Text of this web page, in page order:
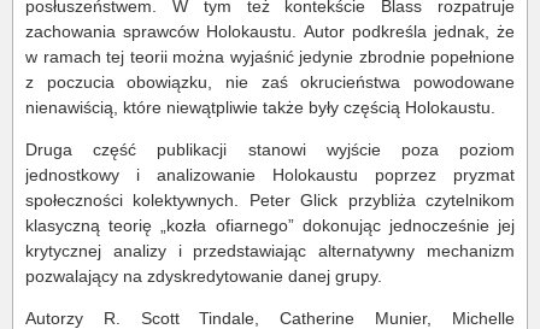
posłuszeństwem. W tym też kontekście Blass rozpatruje
zachowania sprawców Holokaustu. Autor podkreśla jednak, że
w ramach tej teorii można wyjaśnić jedynie zbrodnie popełnione
z poczucia obowiązku, nie zaś okrucieństwa powodowane
nienawiścią, które niewątpliwie także były częścią Holokaustu.
Druga część publikacji stanowi wyjście poza poziom
jednostkowy i analizowanie Holokaustu poprzez pryzmat
społeczności kolektywnych. Peter Glick przybliża czytelnikom
klasyczną teorię „kozła ofiarnego” dokonując jednocześnie jej
krytycznej analizy i przedstawiając alternatywny mechanizm
pozwalający na zdyskredytowanie danej grupy.
Autorzy R. Scott Tindale, Catherine Munier, Michelle